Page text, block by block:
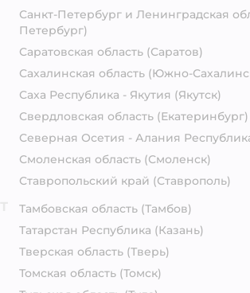
Санкт-Петербург и Ленинградская
Петербург)
Саратовская область (Саратов)
Сахалинская область (Южно-
Саха Республика - Якутия (Якутск)
Свердловская область (Екатеринбург)
Северная Осетия - Алания
Смоленская область (Смоленск)
Ставропольский край (Ставрополь)
Тамбовская область (Тамбов)
Татарстан Республика (Казань)
Тверская область (Тверь)
Томская область (Томск)